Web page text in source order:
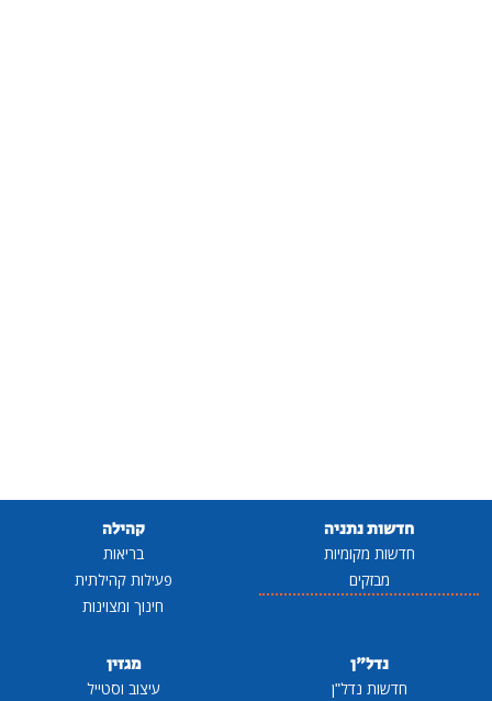
חדשות נתניה
חדשות מקומיות
מבזקים
קהילה
בריאות
פעילות קהילתית
חינוך ומצוינות
נדל"ן
חדשות נדל"ן
מגזין
עיצוב וסטייל